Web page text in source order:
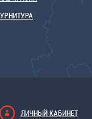
ЛИЧНЫЙ КАБИНЕТ